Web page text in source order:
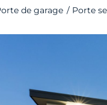
de garage / Porte